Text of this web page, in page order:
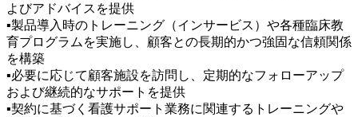
よびアドバイスを提供
▪製品導入時のトレーニング（インサービス）や各種臨床教
育プログラムを実施し、顧客との長期的かつ強固な信頼関係
を構築
▪必要に応じて顧客施設を訪問し、定期的なフォローアップ
および継続的なサポートを提供
▪契約に基づく看護サポート業務に関連するトレーニングや